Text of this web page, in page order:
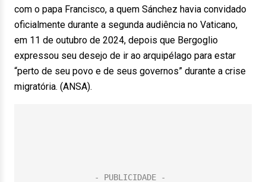
com o papa Francisco, a quem Sánchez havia convidado
oficialmente durante a segunda audiência no Vaticano,
em 11 de outubro de 2024, depois que Bergoglio
expressou seu desejo de ir ao arquipélago para estar
“perto de seu povo e de seus governos” durante a crise
migratória. (ANSA).